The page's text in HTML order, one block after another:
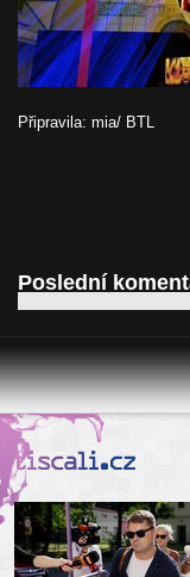
Připravila: mia/ BTL
Poslední